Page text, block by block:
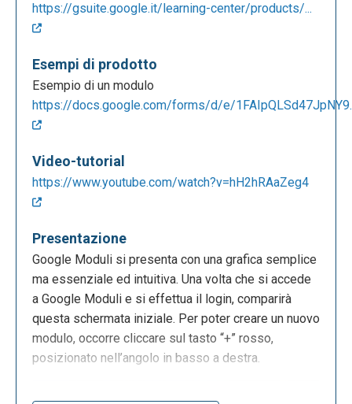
https://gsuite.google.it/learning-center/products/...
Esempi di prodotto
Esempio di un modulo
https://docs.google.com/forms/d/e/
Video-tutorial
https://www.youtube.com/watch?v=hH2hRAaZeg4
Presentazione
Google Moduli si presenta con una grafica semplice
ma essenziale ed intuitiva. Una volta che si accede
a Google Moduli e si effettua il login, comparirà
questa schermata iniziale. Per poter creare un nuovo
modulo, occorre cliccare sul tasto “+” rosso,
posizionato nell’angolo in basso a destra.